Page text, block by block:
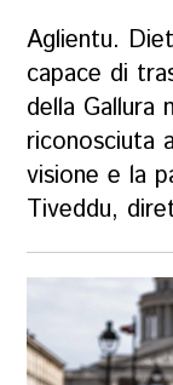
Aglientu.
capace di
della Gallura
riconosciuta
visione e la
Tiveddu,